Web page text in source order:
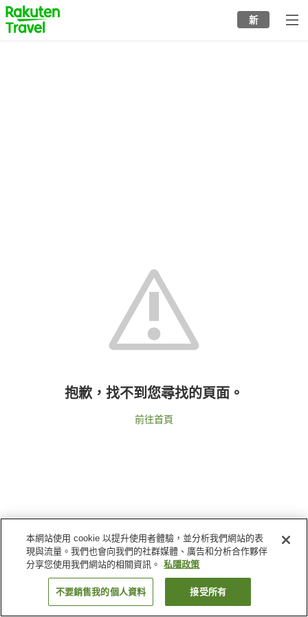
to
top
page
新
抱歉，找不到您尋找的頁面。
前往首頁
本網站使用 cookie 以提升使用者體驗，並分析我們網站的表
現與流量。我們也會向我們的社群媒體、廣告和分析合作夥伴
分享您使用我們網站的相關資訊。
私隱政策
不要銷售我的個人資料 接受所有